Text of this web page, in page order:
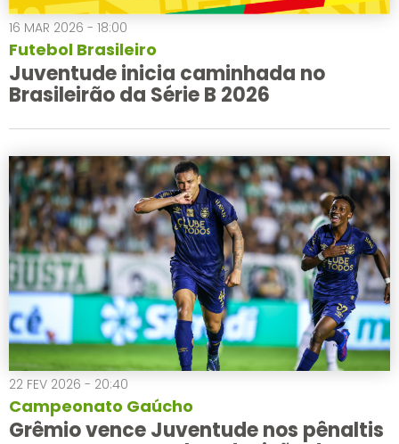
16 MAR 2026 - 18:00
Futebol Brasileiro
Juventude inicia caminhada no
Brasileirão da Série B 2026
22 FEV 2026 - 20:40
Campeonato Gaúcho
Grêmio vence Juventude nos pênaltis